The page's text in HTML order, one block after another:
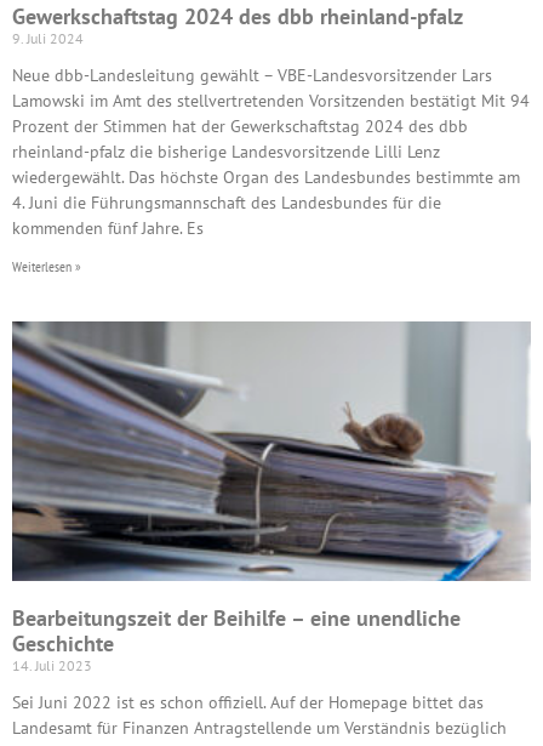
Gewerkschaftstag 2024 des dbb rheinland-pfalz
9. Juli 2024
Neue dbb-Landesleitung gewählt – VBE-Landesvorsitzender Lars
Lamowski im Amt des stellvertretenden Vorsitzenden bestätigt Mit 94
Prozent der Stimmen hat der Gewerkschaftstag 2024 des dbb
rheinland-pfalz die bisherige Landesvorsitzende Lilli Lenz
wiedergewählt. Das höchste Organ des Landesbundes bestimmte am
4. Juni die Führungsmannschaft des Landesbundes für die
kommenden fünf Jahre. Es
Weiterlesen »
Bearbeitungszeit der Beihilfe – eine unendliche
Geschichte
14. Juli 2023
Sei Juni 2022 ist es schon offiziell. Auf der Homepage bittet das
Landesamt für Finanzen Antragstellende um Verständnis bezüglich